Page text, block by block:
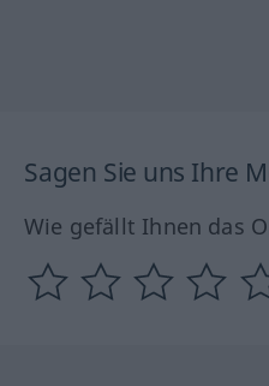
Sagen Sie uns Ihre
Wie gefällt Ihnen das